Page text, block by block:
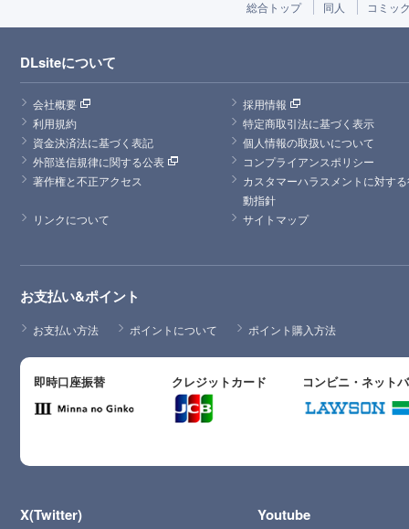
総合トップ 同人 コミッ
DLsiteについて
会社概要
採用情報
利用規約
特定商取引法に基づく表示
資金決済法に基づく表記
個人情報の取扱いについて
外部送信規律に関する公表
コンプライアンスポリシー
著作権と不正アクセス
カスタマーハラスメントに対す
動指針
リンクについて
サイトマップ
お支払い&ポイント
お支払い方法 ポイントについて ポイント購入方法
即時口座振替 クレジットカード コンビニ・ネット
X(Twitter) Youtube